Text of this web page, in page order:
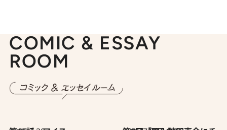
COMIC & ESSAY
ROOM